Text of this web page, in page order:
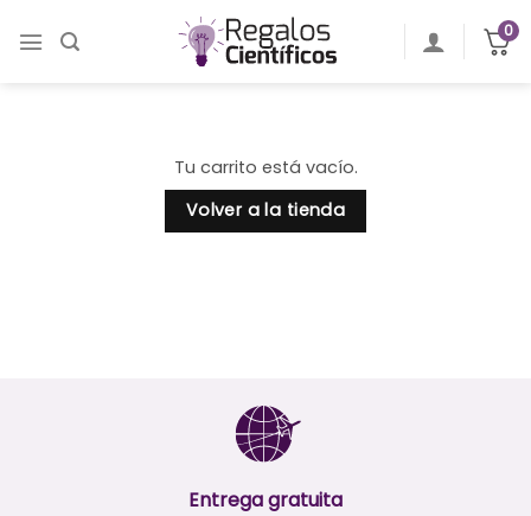
0
Tu carrito está vacío.
Volver a la tienda
Entrega gratuita